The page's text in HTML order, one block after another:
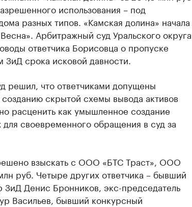
использования – под
разных типов. «Камская долина» начала
Арбитражный суд Уральского округа
ответчика Борисовца о пропуске
срока исковой давности.
решил, что ответчиками допущены
скрытой схемы вывода активов
расценить как умышленное создание
своевременного обращения в суд за
взыскать с ООО «БТС Траст», ООО
руб. Четыре других ответчика – бывший
ЗиД Денис Бронников, экс-председатель
Васильев, бывший конкурсный